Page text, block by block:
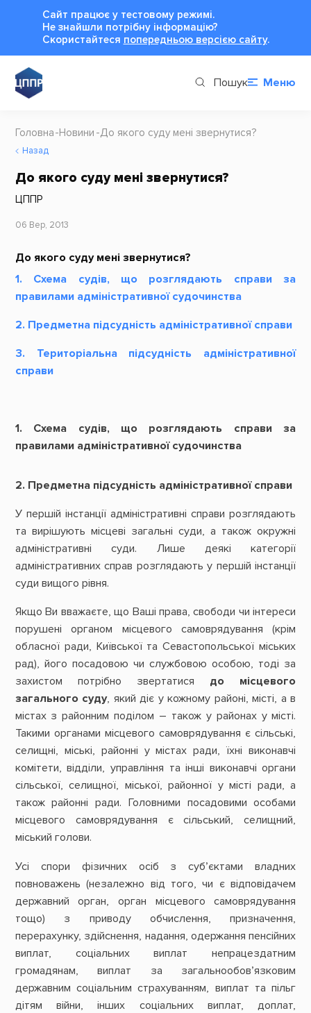
Сайт працює у тестовому режимі.
Не знайшли потрібну інформацію?
Cкористайтеся попередньою версією сайту.
Пошук Меню
Головна Новини До якого суду мені звернутися?
Назад
До якого суду мені звернутися?
ЦППР
06 Вер, 2013
До якого суду мені звернутися?
1. Схема судів, що розглядають справи за
правилами адміністративної судочинства
2. Предметна підсудність адміністративної справи
3. Територіальна підсудність адміністративної
справи
1. Схема судів, що розглядають справи за
правилами адміністративної судочинства
2. Предметна підсудність адміністративної справи
У першій інстанції адміністративні справи розглядають
та вирішують місцеві загальні суди, а також окружні
адміністративні суди. Лише деякі категорії
адміністративних справ розглядають у першій інстанції
суди вищого рівня.
Якщо Ви вважаєте, що Ваші права, свободи чи інтереси
порушені органом місцевого самоврядування (крім
обласної ради, Київської та Севастопольської міських
рад), його посадовою чи службовою особою, тоді за
захистом потрібно звертатися до місцевого
загального суду, який діє у кожному районі, місті, а в
містах з районним поділом – також у районах у місті.
Такими органами місцевого самоврядування є сільські,
селищні, міські, районні у містах ради, їхні виконавчі
комітети, відділи, управління та інші виконавчі органи
сільської, селищної, міської, районної у місті ради, а
також районні ради. Головними посадовими особами
місцевого самоврядування є сільський, селищний,
міський голови.
Усі спори фізичних осіб з суб’єктами владних
повноважень (незалежно від того, чи є відповідачем
державний орган, орган місцевого самоврядування
тощо) з приводу обчислення, призначення,
перерахунку, здійснення, надання, одержання пенсійних
виплат, соціальних виплат непрацездатним
громадянам, виплат за загальнообов’язковим
державним соціальним страхуванням, виплат та пільг
дітям війни, інших соціальних виплат, доплат,